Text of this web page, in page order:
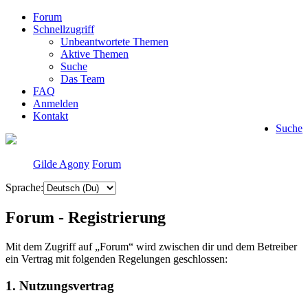
Forum
Schnellzugriff
Unbeantwortete Themen
Aktive Themen
Suche
Das Team
FAQ
Anmelden
Kontakt
Suche
Gilde Agony Forum
Sprache:
Forum - Registrierung
Mit dem Zugriff auf „Forum“ wird zwischen dir und dem Betreiber
ein Vertrag mit folgenden Regelungen geschlossen:
1. Nutzungsvertrag